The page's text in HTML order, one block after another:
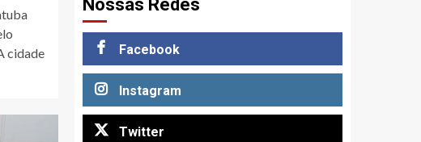
cidade
Nossas Redes
Facebook
Instagram
Twitter